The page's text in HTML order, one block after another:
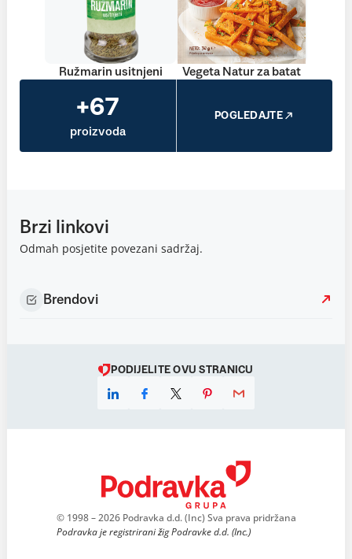
Ružmarin usitnjeni Vegeta Natur za batat
+67
proizvoda
POGLEDAJTE
Brzi linkovi
Odmah posjetite povezani sadržaj.
Brendovi
PODIJELITE OVU STRANICU
© 1998 – 2026 Podravka d.d. (Inc) Sva prava pridržana
Podravka je registrirani žig Podravke d.d. (Inc.)